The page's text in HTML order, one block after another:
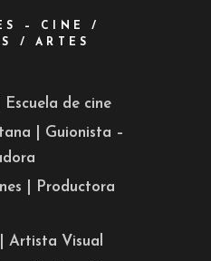
– CINE /
/ ARTES
Escuela de cine
| Guionista –
| Productora
Artista Visual